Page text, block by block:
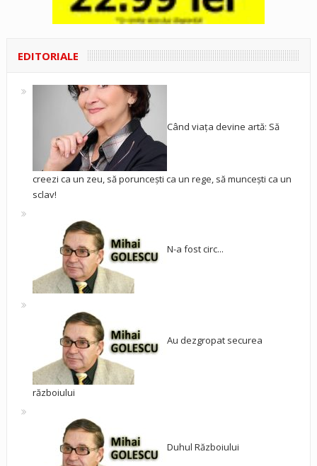
EDITORIALE
Când viața devine artă: Să
creezi ca un zeu, să poruncești ca un rege, să muncești ca un
sclav!
N-a fost circ...
Au dezgropat securea
războiului
Duhul Războiului